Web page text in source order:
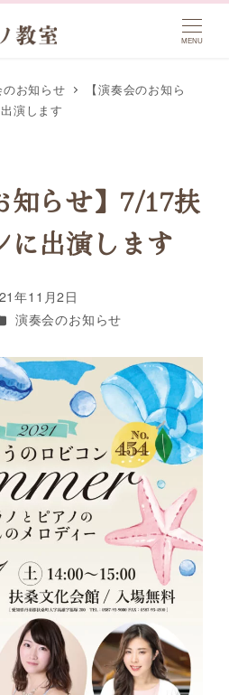
MENU
お知らせ
【演奏会のお知ら
演します
知らせ】7/17扶
に出演します
年11月2日
テゴリー
演奏会のお知らせ